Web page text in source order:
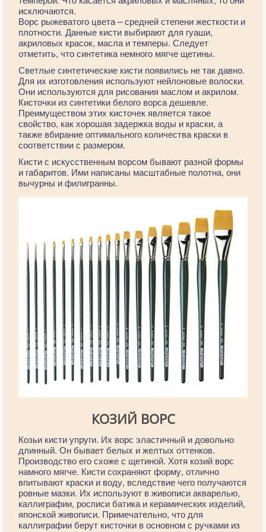
исключаются.
Ворс рыжеватого цвета – средней степени жесткости и
плотности. Данные кисти выбирают для гуаши,
акриловых красок, масла и темперы. Следует
отметить, что синтетика немного мягче щетины.
Светлые синтетические кисти появились не так давно.
Для их изготовления используют нейлоновые волоски.
Они используются для рисования маслом и акрилом.
Кисточки из синтетики белого ворса дешевле.
Преимуществом этих кисточек является такое
свойство, как хорошая задержка воды и краски, а
также вбирание оптимального количества краски в
соответствии с размером.
Кисти с искусственным ворсом бывают разной формы
и габаритов. Ими написаны масштабные полотна, они
вычурны и филигранны.
КОЗИЙ ВОРС
Козьи кисти упруги. Их ворс эластичный и довольно
длинный. Он бывает белых и желтых оттенков.
Производство его схоже с щетиной. Хотя козий ворс
намного мягче. Кисти сохраняют форму, отлично
впитывают краски и воду, вследствие чего получаются
ровные мазки. Их используют в живописи акварелью,
каллиграфии, росписи батика и керамических изделий,
японской живописи. Примечательно, что для
каллиграфии берут кисточки в основном с ручками из